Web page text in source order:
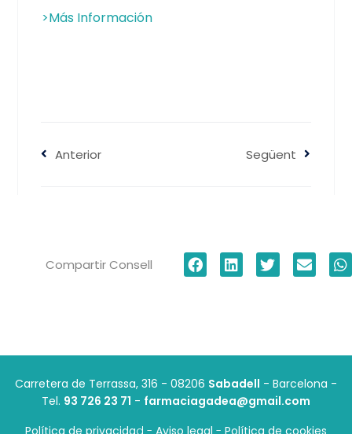
>Más Información
Anterior Següent
Compartir Consell
Carretera de Terrassa, 316 - 08206 Sabadell - Barcelona -
Tel. 93 726 23 71 - farmaciagadea@gmail.com
Política de privacidad - Aviso legal - Política de cookies